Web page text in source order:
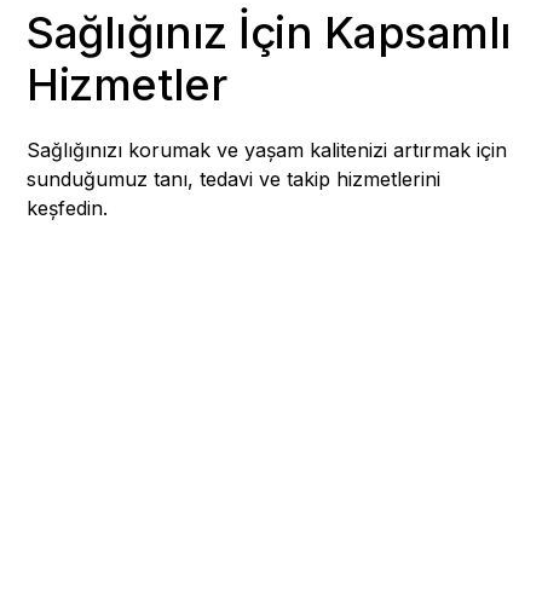
Sağlığınız İçin Kapsamlı
Hizmetler
Sağlığınızı korumak ve yaşam kalitenizi artırmak için
sunduğumuz tanı, tedavi ve takip hizmetlerini
keşfedin.